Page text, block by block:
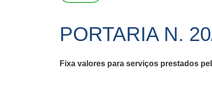
PORTARIA N.
Fixa valores para serviços prestados